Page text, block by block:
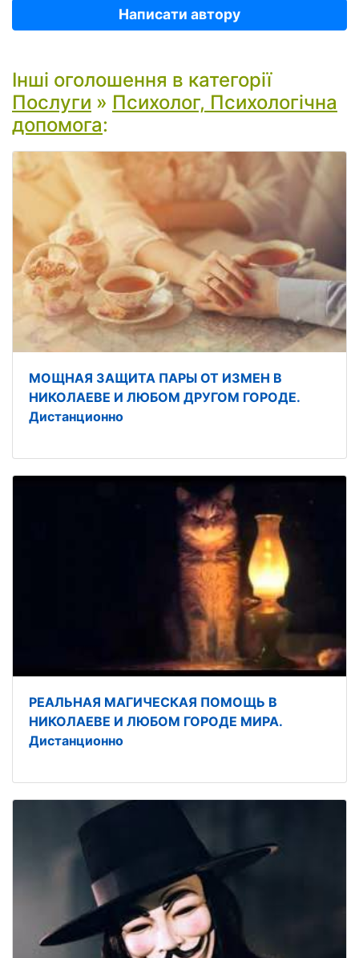
Написати автору
Інші оголошення в категорії
Послуги » Психолог, Психологічна
допомога:
МОЩНАЯ ЗАЩИТА ПАРЫ ОТ ИЗМЕН В
НИКОЛАЕВЕ И ЛЮБОМ ДРУГОМ ГОРОДЕ.
Дистанционно
РЕАЛЬНАЯ МАГИЧЕСКАЯ ПОМОЩЬ В
НИКОЛАЕВЕ И ЛЮБОМ ГОРОДЕ МИРА.
Дистанционно